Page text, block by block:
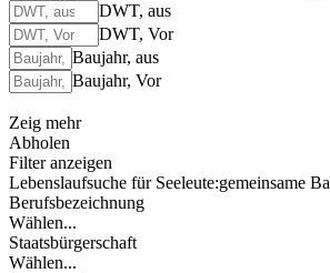
DWT, aus
DWT, Vor
Baujahr, aus
Baujahr, Vor
Zeig mehr
Abholen
Filter anzeigen
Lebenslaufsuche für Seeleute:gemeinsame
Berufsbezeichnung
Wählen...
Staatsbürgerschaft
Wählen...